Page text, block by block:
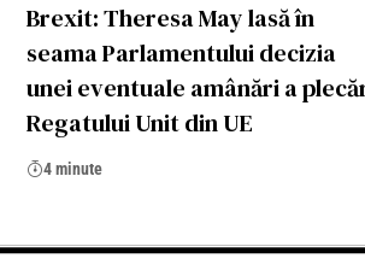
Brexit: Theresa May lasă în
seama Parlamentului decizia
unei eventuale amânări a
Regatului Unit din UE
4 minute